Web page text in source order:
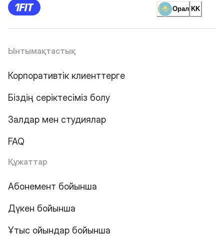
Орал KK
Ынтымақтастық
Корпоративтік клиенттерге
Біздің серіктесіміз болу
Залдар мен студиялар
FAQ
Құжаттар
Абонемент бойынша
Дүкен бойынша
Ұтыс ойындар бойынша